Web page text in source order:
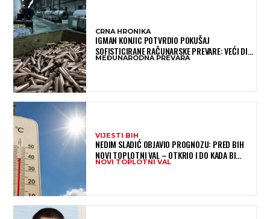
CRNA HRONIKA
IGMAN KONJIC POTVRDIO POKUŠAJ
SOFISTICIRANE RAČUNARSKE PREVARE: VEĆI DIO
NOVCA BLOKIRAN, OČEKUJE SE POVRAT
MEĐUNARODNA PREVARA
VIJESTI BIH
NEDIM SLADIĆ OBJAVIO PROGNOZU: PRED BIH
NOVI TOPLOTNI VAL – OTKRIO I DO KADA BI
MOGAO TRAJATI
NOVI TOPLOTNI VAL